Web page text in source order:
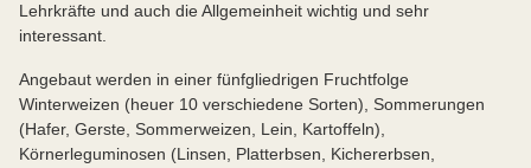
Lehrkräfte und auch die Allgemeinheit wichtig und sehr
interessant.
Angebaut werden in einer fünfgliedrigen Fruchtfolge
Winterweizen (heuer 10 verschiedene Sorten), Sommerungen
(Hafer, Gerste, Sommerweizen, Lein, Kartoffeln),
Körnerleguminosen (Linsen, Platterbsen, Kichererbsen,